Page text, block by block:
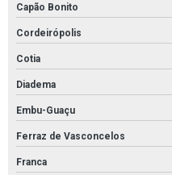
Pintura piso de garagem
Pintura poliuretano
Pintura poliuretano alifática
Pintura poliuretano para pisos
Pintura pu
Pintura quadra de futsal
Pintura sinalização estacionamento
Capão Bonito
Cordeirópolis
Cotia
Diadema
Embu-Guaçu
Ferraz de Vasconcelos
Franca